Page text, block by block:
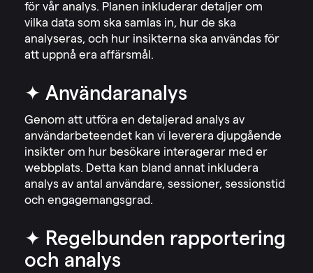
för vår analys. Planen inkluderar detaljer om
vilka data som ska samlas in, hur de ska
analyseras, och hur insikterna ska användas för
att uppnå era affärsmål.
✦ Användaranalys
Genom att utföra en detaljerad analys av
användarbeteendet kan vi leverera djupgående
insikter om hur besökare interagerar med er
webbplats. Detta kan bland annat inkludera
analys av antal användare, sessioner, sessionstid
och engagemangsgrad.
✦ Regelbunden rapportering
och analys